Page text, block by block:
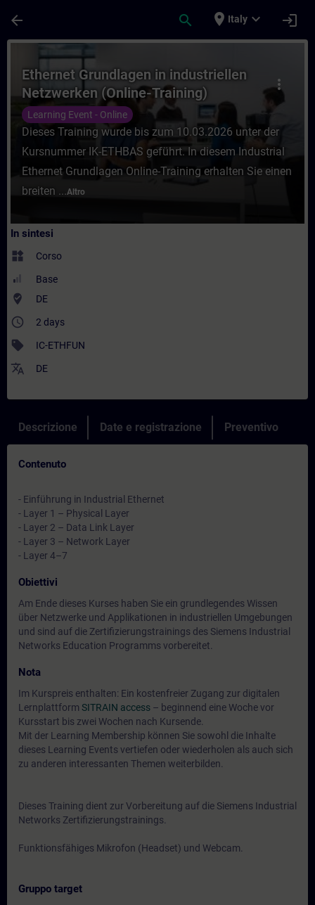
arrow_back search place Italy expand_more login
Corso - Ethernet Grundlagen in
more_vert
Ethernet Grundlagen in industriellen
Netzwerken (Online-Training)
Learning Event - Online
Dieses Training wurde bis zum 10.03.2026 unter der
Kursnummer IK-ETHBAS geführt. In diesem Industrial
Ethernet Grundlagen Online-Training erhalten Sie einen
breiten ...Altro
In sintesi
widgets Corso
Base
where_to_vote DE
access_time 2 days
sell IC-ETHFUN
translate DE
Descrizione Date e registrazione Preventivo
Contenuto
- Einführung in Industrial Ethernet
- Layer 1 – Physical Layer
- Layer 2 – Data Link Layer
- Layer 3 – Network Layer
- Layer 4–7
Obiettivi
Am Ende dieses Kurses haben Sie ein grundlegendes Wissen
über Netzwerke und Applikationen in industriellen Umgebungen
und sind auf die Zertifizierungstrainings des Siemens Industrial
Networks Education Programms vorbereitet.
Nota
Im Kurspreis enthalten: Ein kostenfreier Zugang zur digitalen
Lernplattform SITRAIN access – beginnend eine Woche vor
Kursstart bis zwei Wochen nach Kursende.
Mit der Learning Membership können Sie sowohl die Inhalte
dieses Learning Events vertiefen oder wiederholen als auch sich
zu anderen interessanten Themen weiterbilden.
Dieses Training dient zur Vorbereitung auf die Siemens Industrial
Networks Zertifizierungstrainings.
Funktionsfähiges Mikrofon (Headset) und Webcam.
Gruppo target